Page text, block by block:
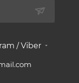
/ Viber